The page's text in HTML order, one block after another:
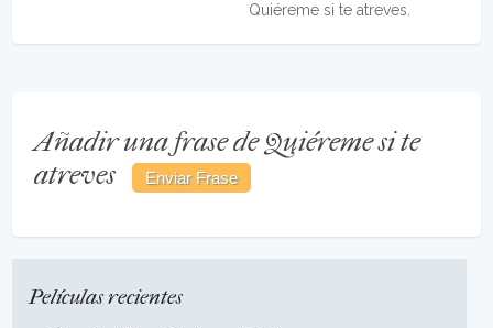
Quiéreme si te atreves.
Añadir una frase de Quiéreme si te
atreves
Películas recientes